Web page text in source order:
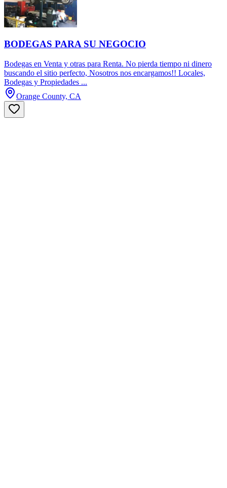
BODEGAS PARA SU NEGOCIO
Bodegas en Venta y otras para Renta. No pierda tiempo ni dinero
buscando el sitio perfecto, Nosotros nos encargamos!! Locales,
Bodegas y Propiedades ...
Orange County, CA